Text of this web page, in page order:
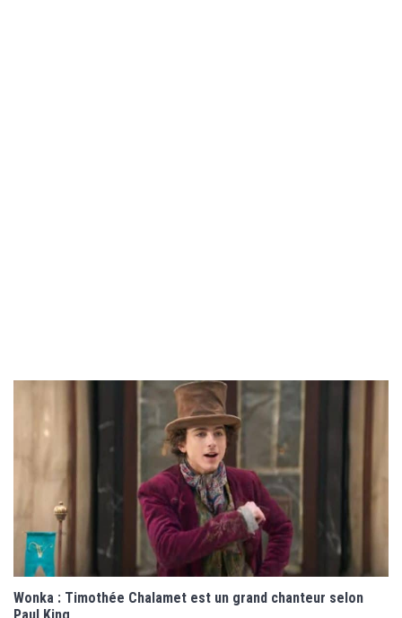
Wonka : Timothée Chalamet est un grand chanteur selon